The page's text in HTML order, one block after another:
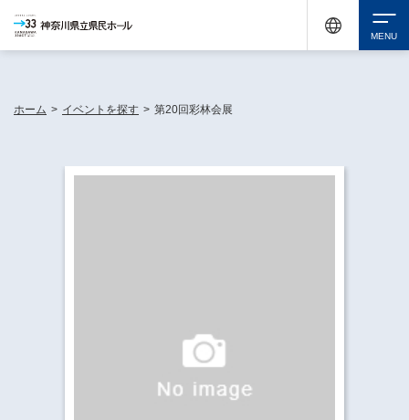
ホーム > イベントを探す > 第20回彩林会展